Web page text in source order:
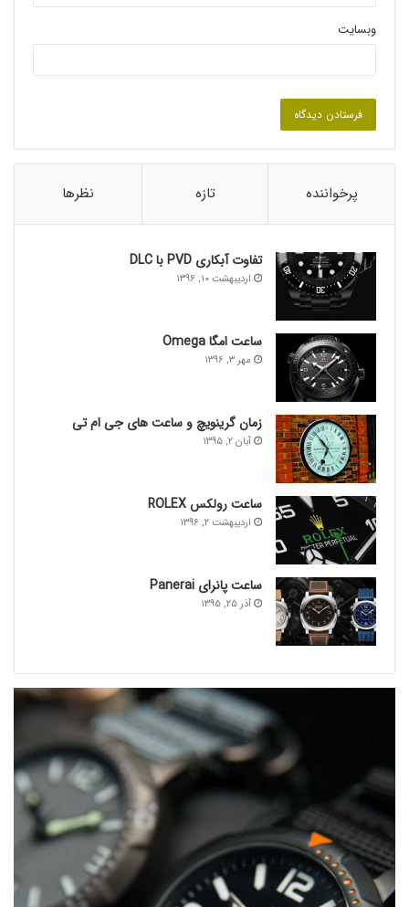
آقای بتا برنده بیش از ۶۰ دیزاین طراحی در مهم ترین
محصولات خانگیGrundig، محصولا صنعتیSimens،
یونگانسJunghans
شرکت ها را شامل می شود.
جهت مشاهده و خرید ساعت های برند بتا دیزاین کلیک
از طريق وبلاگ فروشگاه ساعت ایراتک
منبع
فروشگاه ساعت ایراتک
برچسب ها
About Botta Design Wrist Watches
Botta Design Wrist Watches
فلسفه آقای کِلاس بُتا
وبسایت
پرخواننده تازه نظرها
تفاوت آبکاری PVD با DLC
اردیبهشت ۱۰, ۱۳۹۶
ساعت امگا Omega
مهر ۳, ۱۳۹۶
زمان گرینویچ و ساعت های جی ام تی
آبان ۲, ۱۳۹۵
ساعت رولکس ROLEX
اردیبهشت ۲, ۱۳۹۶
ساعت پانرای Panerai
آذر ۲۵, ۱۳۹۵